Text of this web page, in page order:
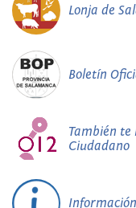
Lonja de
Boletín
También te
Ciudadano
Información